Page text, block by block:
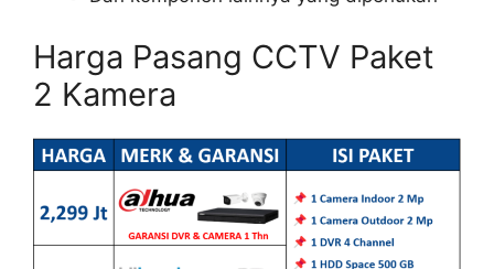
Harga Pasang CCTV Paket
2 Kamera